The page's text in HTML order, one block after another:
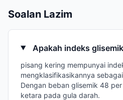
Soalan Lazim
Apakah indeks
pisang kering mempunyai
mengklasifikasikannya
Dengan beban glisemik 48
ketara pada gula darah.